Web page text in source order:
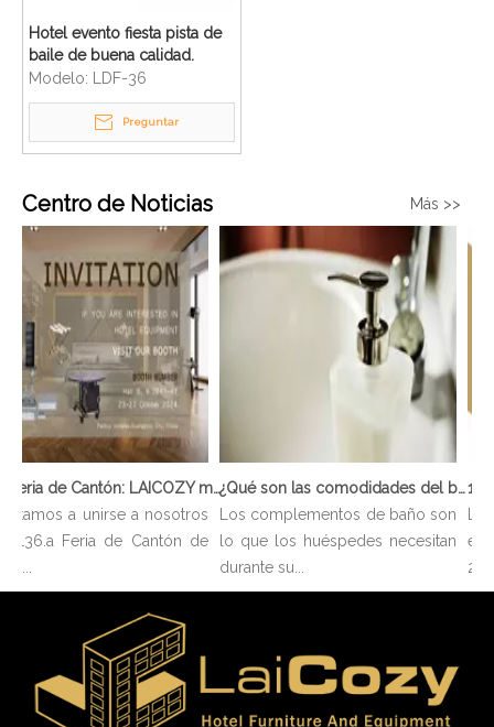
Hotel evento fiesta pista de
baile de buena calidad.
Modelo: LDF-36
Preguntar
Centro de Noticias Más >>
136ª Feria de Cantón: LAICOZY muestra el futuro de los muebles de hotel y los artículos de buffet
a unirse a nosotros
136.a Feria de Cantón de
¿Qué son las comodidades del baño?
Los complementos de baño son
lo que los huéspedes necesitan
durante su...
Lo
en